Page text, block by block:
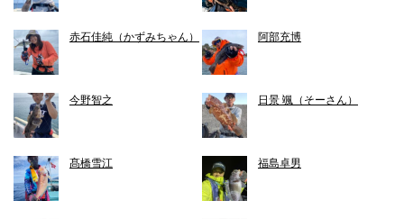
赤石佳純（かずみちゃん） 阿部充博
今野智之 日景 颯（そーさん）
髙橋雪江 福島卓男